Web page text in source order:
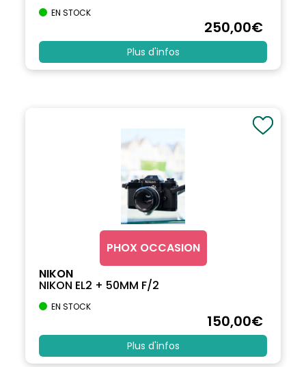
EN STOCK
250,00€
Plus d'infos
PHOX OCCASION
NIKON
NIKON EL2 + 50MM F/2
EN STOCK
150,00€
Plus d'infos